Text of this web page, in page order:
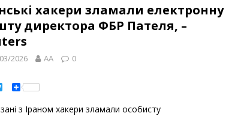
хакери зламали електронну
директора ФБР Пателя, –
2026 AA 0
t
S
h
rз Іраном хакери зламали особисту